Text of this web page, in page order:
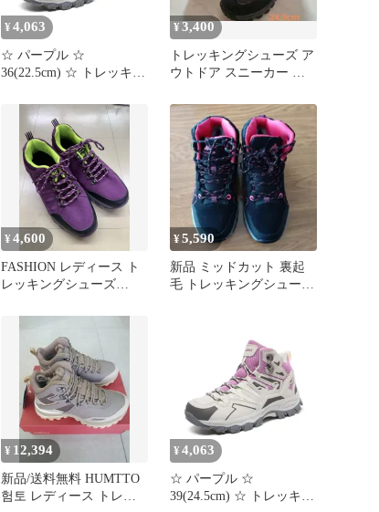
¥ 4,063
☆ パープル ☆
36(22.5cm) ☆ トレッキン
ィース トレッキングシュ
ーズ 登山靴 レディース
ハイキングシューズ 登山
ブーツ スニーカー ひも
靴 紐靴 レディースシュ
ーズ シューズ くつ 靴 ト
レッキング ハイキング
¥3,400
トレッキングシューズ ア
ウトドア スニーカー 靴
¥4,600
FASHION レディース ト
レッキングシューズ
¥5,590
新品 ミッドカット 裏起
毛 トレッキングシューズ
¥ 12,394
新品/送料無料 HUMTTO
험토 レディース トレッ
¥ 4,063
☆ パープル ☆
39(24.5cm) ☆ トレッキン